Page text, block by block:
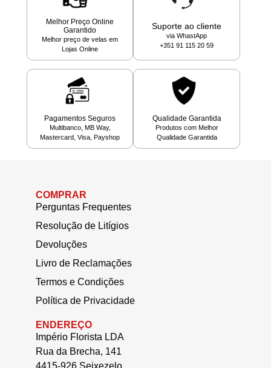
Melhor Preço Online
Garantido
Melhor preço de velas em
Lojas Online
Suporte ao cliente
via WhastApp
+351 91 115 20 59
Pagamentos Seguros
Multibanco, MB Way,
Mastercard, Visa, Payshop
Qualidade Garantida
Produtos com Melhor
Qualidade Garantida
COMPRAR
Perguntas Frequentes
Resolução de Litígios
Devoluções
Livro de Reclamações
Termos e Condições
Política de Privacidade
ENDEREÇO
Império Florista LDA
Rua da Brecha, 141